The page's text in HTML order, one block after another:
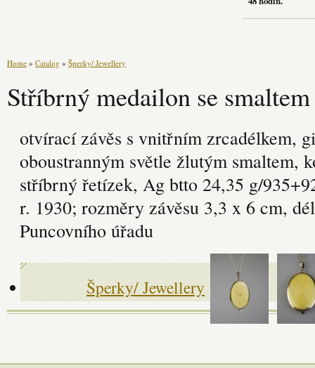
Home » Catalog » Šperky/ Jewellery
Stříbrný medailon se smaltem
otvírací závěs s vnitřním zrcadélkem,
oboustranným světle žlutým smaltem,
stříbrný řetízek, Ag btto 24,35 g/
r. 1930; rozměry závěsu 3,3 x 6 cm,
Puncovního úřadu
Šperky/ Jewellery